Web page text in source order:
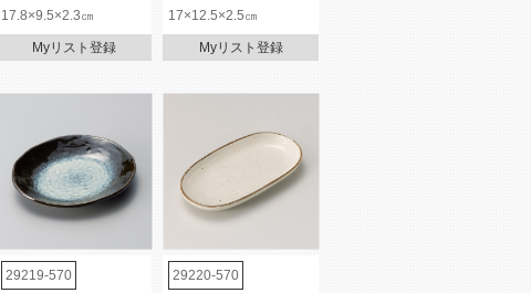
17.8×9.5×2.3㎝ 17×12.5×2.5㎝
Myリスト登録 Myリスト登録
29219-570 29220-570